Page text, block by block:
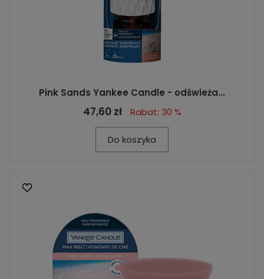
Pink Sands Yankee Candle - odświeża...
47,60 zł Rabat: 30 %
Do koszyka